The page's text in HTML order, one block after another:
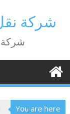
contentشركة
شركة
You are here